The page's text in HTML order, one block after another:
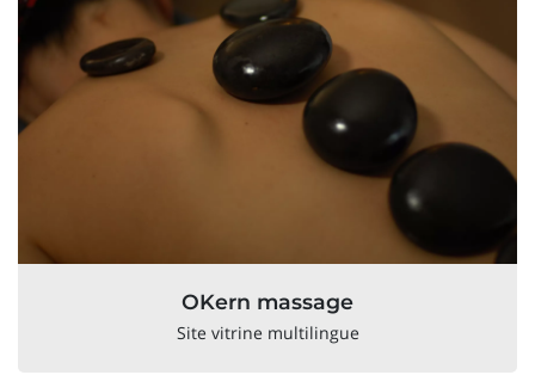
OKern massage
Site vitrine multilingue